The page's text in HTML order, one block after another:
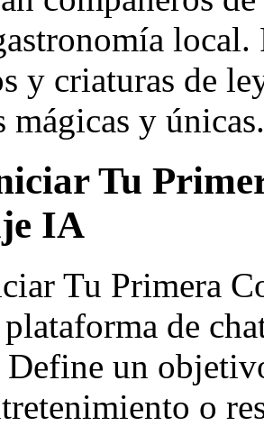
local.
y criaturas de
mágicas y únicas.
Tu
IA
Tu Primera
de
Define un
o